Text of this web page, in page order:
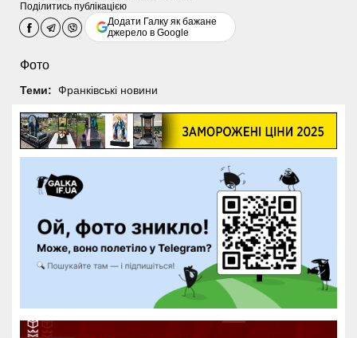
Поділитись публікацією
Додати Галку як бажане
джерело в Google
Фото
Теми: Франківські новини